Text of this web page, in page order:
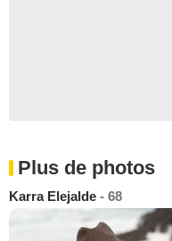
Plus de photos
Karra Elejalde - 68